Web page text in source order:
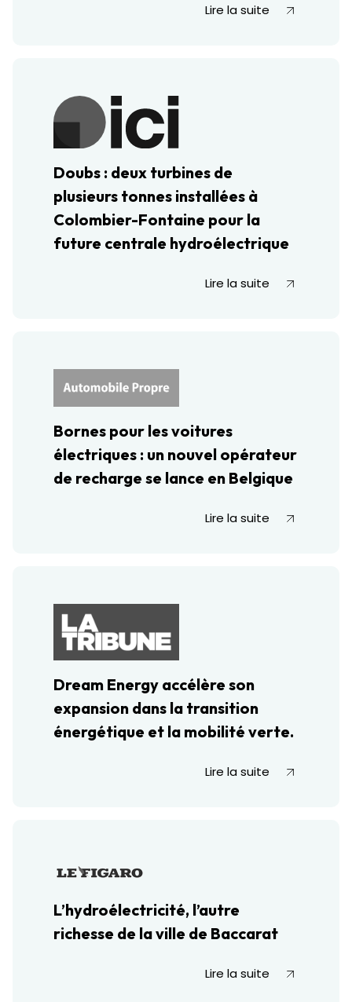
Lire la suite
Doubs : deux turbines de
plusieurs tonnes installées à
Colombier-Fontaine pour la
future centrale hydroélectrique
Lire la suite
Bornes pour les voitures
électriques : un nouvel opérateur
de recharge se lance en Belgique
Lire la suite
Dream Energy accélère son
expansion dans la transition
énergétique et la mobilité verte.
Lire la suite
L’hydroélectricité, l’autre
richesse de la ville de Baccarat
Lire la suite